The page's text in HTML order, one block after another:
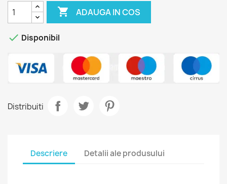
 ADAUGA IN COS
 Disponibil
Distribuiti
Descriere Detalii ale produsului